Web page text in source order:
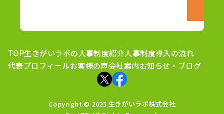
TOP生きがいラボの人事制度紹介人事制度導入の流れ
代表プロフィールお客様の声会社案内お知らせ・ブログ
Copyright © 2025 生きがいラボ株式会社